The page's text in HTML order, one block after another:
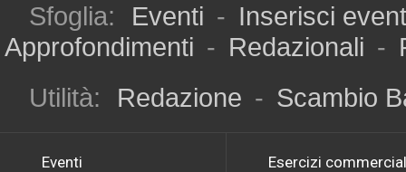
Sfoglia: Eventi - Inserisci
Approfondimenti - Redazionali -
Utilità:
Redazione - Scambio
Eventi Esercizi